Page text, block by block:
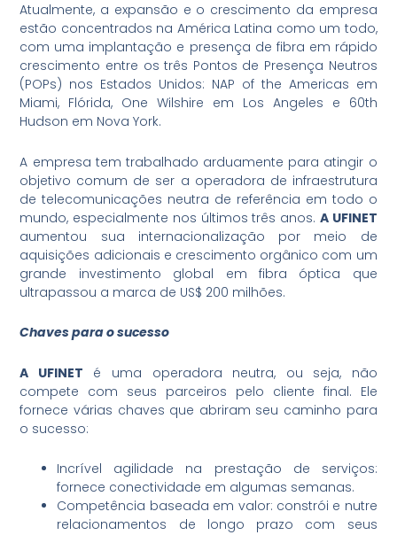
Atualmente, a expansão e o crescimento da empresa
estão concentrados na América Latina como um todo,
com uma implantação e presença de fibra em rápido
crescimento entre os três Pontos de Presença Neutros
(POPs) nos Estados Unidos: NAP of the Americas em
Miami, Flórida, One Wilshire em Los Angeles e 60th
Hudson em Nova York.
A empresa tem trabalhado arduamente para atingir o
objetivo comum de ser a operadora de infraestrutura
de telecomunicações neutra de referência em todo o
mundo, especialmente nos últimos três anos. A UFINET
aumentou sua internacionalização por meio de
aquisições adicionais e crescimento orgânico com um
grande investimento global em fibra óptica que
ultrapassou a marca de US$ 200 milhões.
Chaves para o sucesso
A UFINET é uma operadora neutra, ou seja, não
compete com seus parceiros pelo cliente final. Ele
fornece várias chaves que abriram seu caminho para
o sucesso:
Incrível agilidade na prestação de serviços:
fornece conectividade em algumas semanas.
Competência baseada em valor: constrói e nutre
relacionamentos de longo prazo com seus